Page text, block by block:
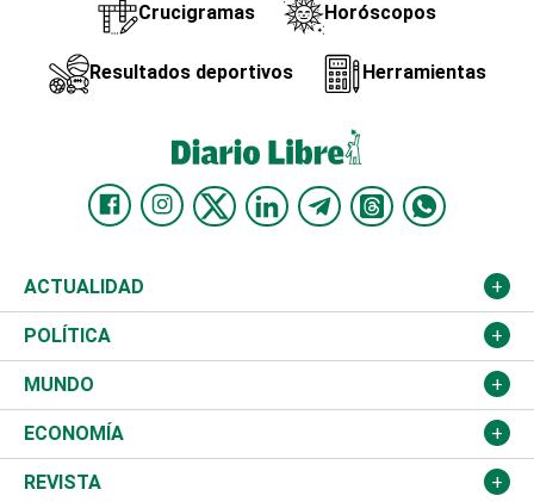
Crucigramas Horóscopos
Resultados deportivos Herramientas
ACTUALIDAD
Nacional
Ciudad
Educación
Salud
POLÍTICA
Partidos
JCE
TSE
MUNDO
Estados Unidos
América Latina
ECONOMÍA
Finanzas
REVISTA